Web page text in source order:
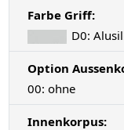
Farbe Griff:
D0:
Option
00: ohne
Innenkorpus: